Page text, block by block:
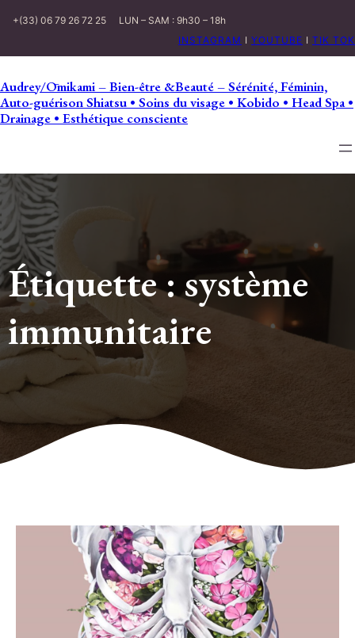
+(33) 06 79 26 72 25
LUN – SAM : 9h30 – 18h
INSTAGRAM I YOUTUBE I TIK TOK
Audrey/Ōmikami – Bien-être &Beauté – Sérénité, Féminin,
Auto-guérison Shiatsu • Soins du visage • Kobido • Head Spa •
Drainage • Esthétique consciente
Étiquette :système
immunitaire